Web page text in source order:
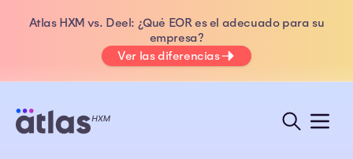
Atlas HXM vs. Deel: ¿Qué EOR es el adecuado para su
empresa?
Ver las diferencias